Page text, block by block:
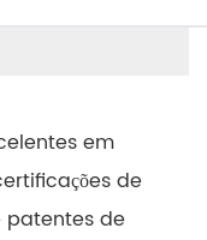
em
de
patentes de